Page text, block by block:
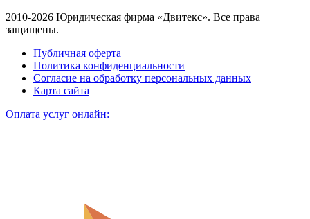
2010-2026 Юридическая фирма «Двитекс». Все права
защищены.
Публичная оферта
Политика конфиденциальности
Согласие на обработку персональных данных
Карта сайта
Оплата услуг онлайн: